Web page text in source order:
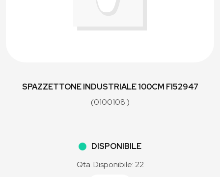
SPAZZETTONE INDUSTRIALE 100CM FI52947
(0100108 )
DISPONIBILE
Qta. Disponibile: 22